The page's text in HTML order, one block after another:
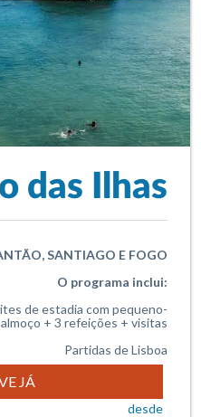
das Ilhas
SANTIAGO E FOGO
O programa inclui:
de estadia com pequeno-
almoço + 3 refeições + visitas
Partidas de Lisboa
JÁ
desde